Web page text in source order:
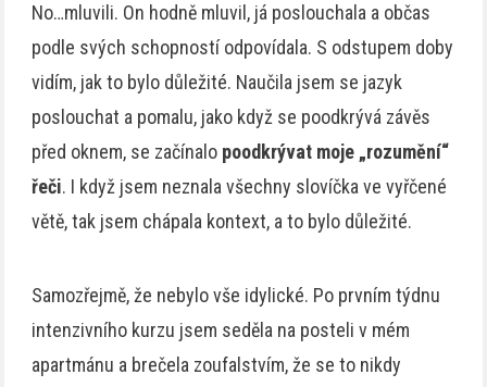
No…mluvili. On hodně mluvil, já poslouchala a občas
podle svých schopností odpovídala. S odstupem doby
vidím, jak to bylo důležité. Naučila jsem se jazyk
poslouchat a pomalu, jako když se poodkrývá závěs
před oknem, se začínalo poodkrývat moje „rozumění“
řeči. I když jsem neznala všechny slovíčka ve vyřčené
větě, tak jsem chápala kontext, a to bylo důležité.
Samozřejmě, že nebylo vše idylické. Po prvním týdnu
intenzivního kurzu jsem seděla na posteli v mém
apartmánu a brečela zoufalstvím, že se to nikdy